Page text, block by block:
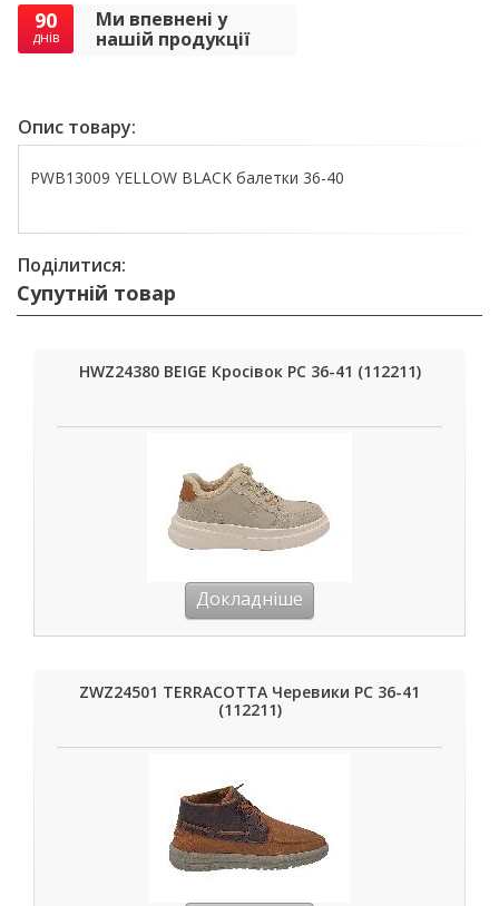
90
днів
Ми впевнені у
нашій продукції
Опис товару:
PWB13009 YELLOW BLACK балетки 36-40
Поділитися:
Супутній товар
HWZ24380 BEIGE Кросівок РС 36-41 (112211)
Докладніше
ZWZ24501 TERRACOTTA Черевики РС 36-41
(112211)